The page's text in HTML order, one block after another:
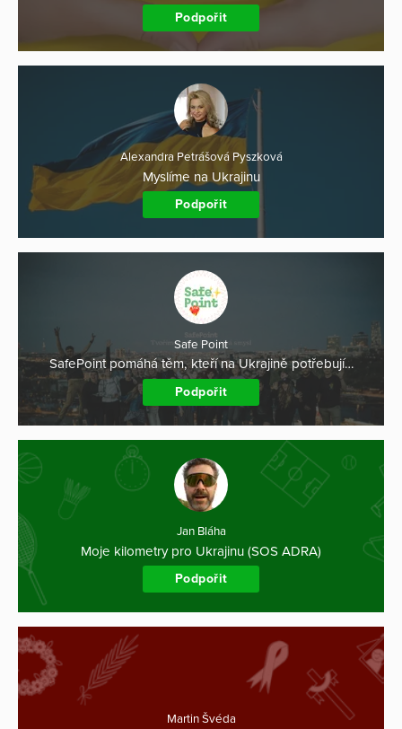
Podpořit
Alexandra Petrášová Pyszková
Myslíme na Ukrajinu
Podpořit
Safe Point
SafePoint pomáhá těm, kteří na Ukrajině potřebují…
Podpořit
Jan Bláha
Moje kilometry pro Ukrajinu (SOS ADRA)
Podpořit
Martin Švéda